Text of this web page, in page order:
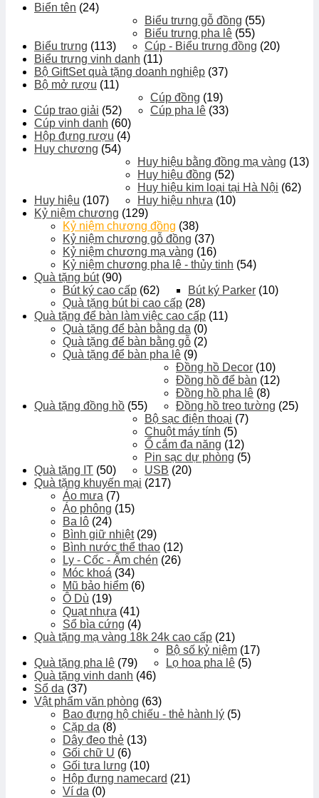
Biển tên (24)
Biểu trưng (113)
Biểu trưng gỗ đồng (55)
Biểu trưng pha lê (55)
Cúp - Biểu trưng đồng (20)
Biểu trưng vinh danh (11)
Bộ GiftSet quà tặng doanh nghiệp (37)
Bộ mở rượu (11)
Cúp trao giải (52)
Cúp đồng (19)
Cúp pha lê (33)
Cúp vinh danh (60)
Hộp đựng rượu (4)
Huy chương (54)
Huy hiệu (107)
Huy hiệu bằng đồng mạ vàng (13)
Huy hiệu đồng (52)
Huy hiệu kim loại tại Hà Nội (62)
Huy hiệu nhựa (10)
Kỷ niệm chương (129)
Kỷ niệm chương đồng (38)
Kỷ niệm chương gỗ đồng (37)
Kỷ niệm chương mạ vàng (16)
Kỷ niệm chương pha lê - thủy tinh (54)
Quà tặng bút (90)
Bút ký cao cấp (62) Bút ký Parker (10)
Quà tặng bút bi cao cấp (28)
Quà tặng để bàn làm việc cao cấp (11)
Quà tặng để bàn bằng da (0)
Quà tặng để bàn bằng gỗ (2)
Quà tặng để bàn pha lê (9)
Quà tặng đồng hồ (55)
Đồng hồ Decor (10)
Đồng hồ để bàn (12)
Đồng hồ pha lê (8)
Đồng hồ treo tường (25)
Quà tặng IT (50)
Bộ sạc điện thoại (7)
Chuột máy tính (5)
Ổ cắm đa năng (12)
Pin sạc dự phòng (5)
USB (20)
Quà tặng khuyến mại (217)
Áo mưa (7)
Áo phông (15)
Ba lô (24)
Bình giữ nhiệt (29)
Bình nước thể thao (12)
Ly - Cốc - Ấm chén (26)
Móc khoá (34)
Mũ bảo hiểm (6)
Ô Dù (19)
Quạt nhựa (41)
Sổ bìa cứng (4)
Quà tặng mạ vàng 18k 24k cao cấp (21)
Quà tặng pha lê (79)
Bộ số kỷ niệm (17)
Lọ hoa pha lê (5)
Quà tặng vinh danh (46)
Sổ da (37)
Vật phẩm văn phòng (63)
Bao đựng hộ chiếu - thẻ hành lý (5)
Cặp da (8)
Dây đeo thẻ (13)
Gối chữ U (6)
Gối tựa lưng (10)
Hộp đựng namecard (21)
Ví da (0)